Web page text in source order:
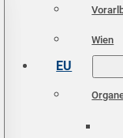
Wien
EU